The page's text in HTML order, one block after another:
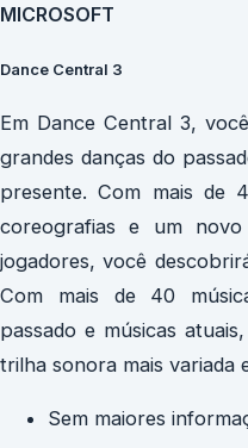
MICROSOFT
Dance Central 3
Em Dance Central 3,
grandes danças do
presente. Com mais de
coreografias e um
jogadores, você
Com mais de 40
passado e músicas
trilha sonora mais variada
Sem maiores